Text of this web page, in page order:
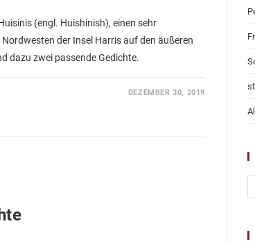
(engl. Huishinish), einen sehr
der Insel Harris auf den äußeren
dazu zwei passende Gedichte.
DEZEMBER 30, 2019